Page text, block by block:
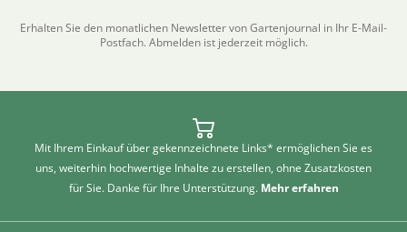
Erhalten Sie den monatlichen Newsletter von Gartenjournal in Ihr E-Mail-
Postfach. Abmelden ist jederzeit möglich.
Mit Ihrem Einkauf über gekennzeichnete Links* ermöglichen Sie es
uns, weiterhin hochwertige Inhalte zu erstellen, ohne Zusatzkosten
für Sie. Danke für Ihre Unterstützung. Mehr erfahren